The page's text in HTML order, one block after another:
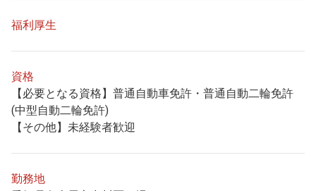
福利厚生
資格
【必要となる資格】普通自動車免許・普通自動二輪免許
(中型自動二輪免許)
【その他】未経験者歓迎
勤務地